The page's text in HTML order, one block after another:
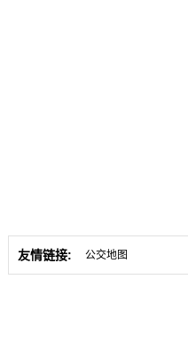
友情链接: 公交地图